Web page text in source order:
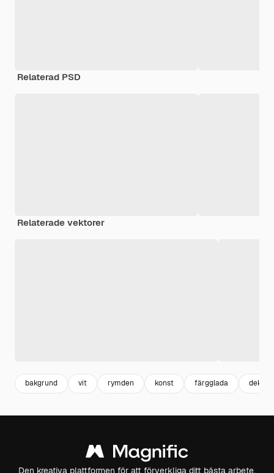
Relaterad PSD
Relaterade vektorer
bakgrund vit rymden konst färgglada
Den kreativa plattformen för att förverkliga ditt bästa arbete.